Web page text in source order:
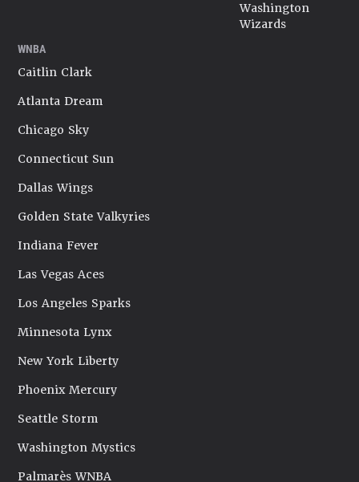
Washington
Wizards
WNBA
Caitlin Clark
Atlanta Dream
Chicago Sky
Connecticut Sun
Dallas Wings
Golden State Valkyries
Indiana Fever
Las Vegas Aces
Los Angeles Sparks
Minnesota Lynx
New York Liberty
Phoenix Mercury
Seattle Storm
Washington Mystics
Palmarès WNBA